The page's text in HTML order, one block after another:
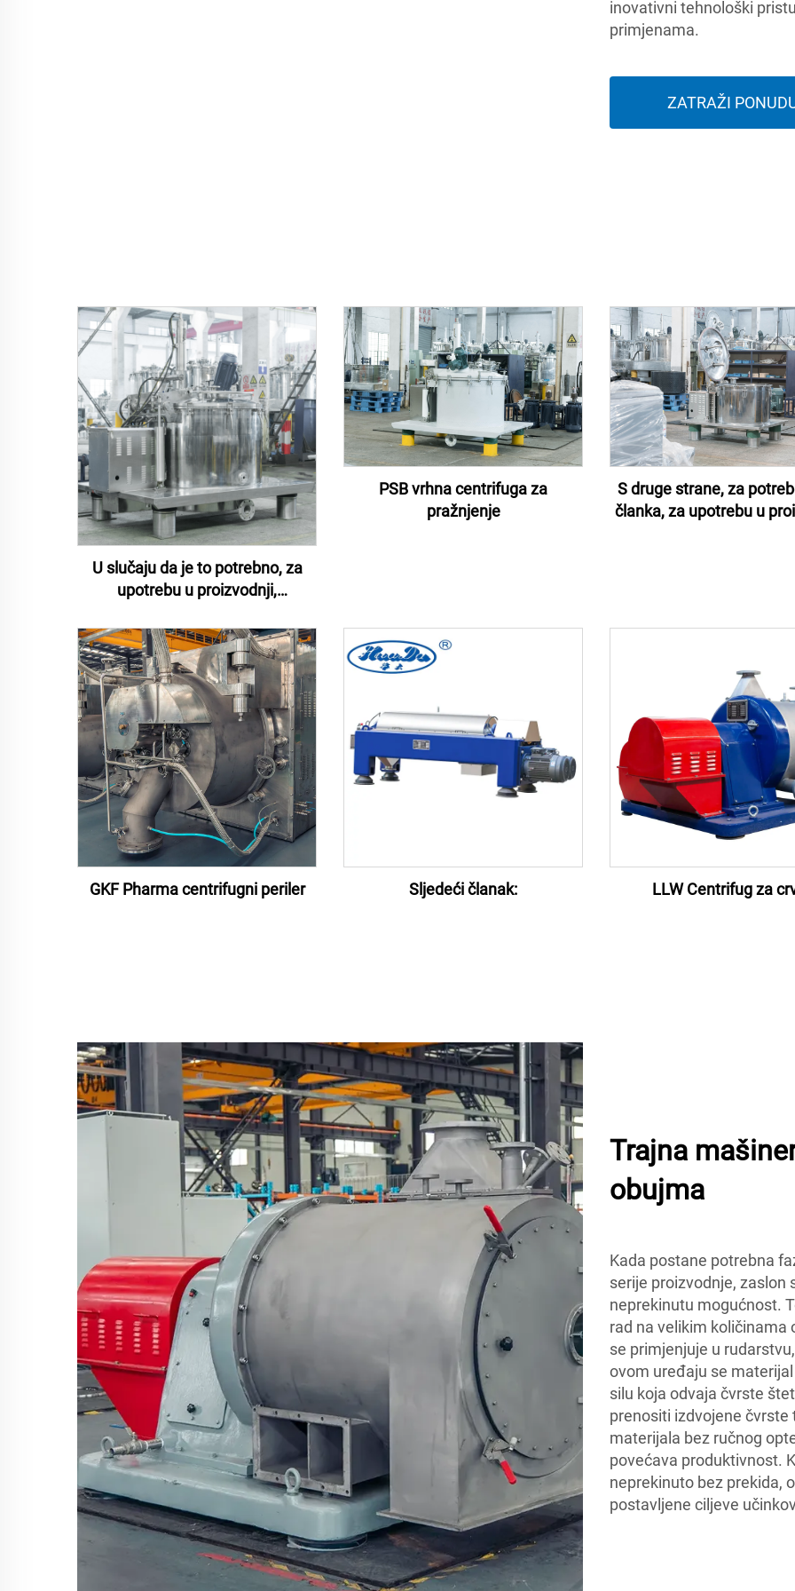
inovativni tehnološki
primjenama.
ZATRAŽI
U slučaju da je to potrebno, za
upotrebu u proizvodnji,
PSB vrhna centrifuga za
pražnjenje
S druge strane, za
članka, za upotrebu u
GKF Pharma centrifugni periler Sljedeći članak: LLW Centrifug za
Trajna
obujma
Kada postane potrebna
serije proizvodnje, zaslon
neprekinutu mogućnost.
rad na velikim količinama
se primjenjuje u
ovom uređaju se
silu koja odvaja čvrste
prenositi izdvojene
materijala bez ručnog
povećava produktivnost.
neprekinuto bez prekida,
postavljene ciljeve